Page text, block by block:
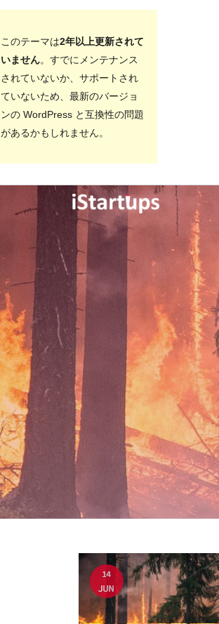
このテーマは2年以上更新されて
いません。すでにメンテナンス
されていないか、サポートされ
ていないため、最新のバージョ
ンの WordPress と互換性の問題
があるかもしれません。